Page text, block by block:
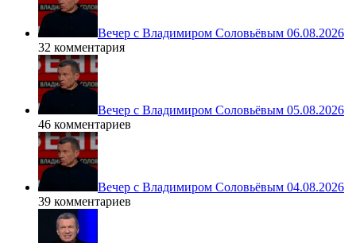
Вечер с Владимиром Соловьёвым 06.08.2026
32 комментария
Вечер с Владимиром Соловьёвым 05.08.2026
46 комментариев
Вечер с Владимиром Соловьёвым 04.08.2026
39 комментариев